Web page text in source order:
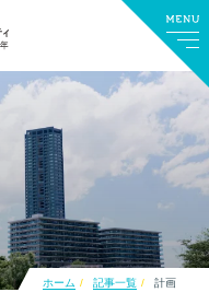
ホーム 記事一覧 計画